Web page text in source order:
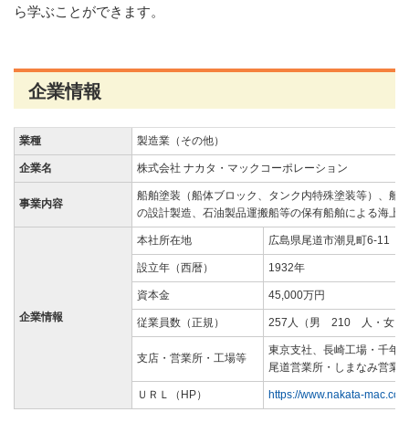
ら学ぶことができます。
企業情報
業種 製造業（その他）
企業名 株式会社 ナカタ・マックコーポレーション
事業内容
船舶塗装（船体ブロック、タンク内特殊塗装等）、船
の設計製造、石油製品運搬船等の保有船舶による海上
企業情報
本社所在地 広島県尾道市潮見町6-11
設立年（西暦） 1932年
資本金 45,000万円
従業員数（正規） 257人（男 210 人・女
支店・営業所・工場等
東京支社、長崎工場・千年
尾道営業所・しまなみ営業
ＵＲＬ（HP） https://www.nakata-